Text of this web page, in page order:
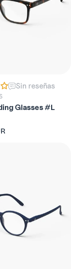
Sin reseñas
Glasses #L